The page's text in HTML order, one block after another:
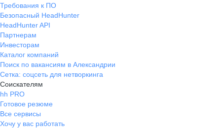
Требования к ПО
Безопасный HeadHunter
HeadHunter API
Партнерам
Инвесторам
Каталог компаний
Поиск по вакансиям в Александрии
Сетка: соцсеть для нетворкинга
Соискателям
hh PRO
Готовое резюме
Все сервисы
Хочу у вас работать